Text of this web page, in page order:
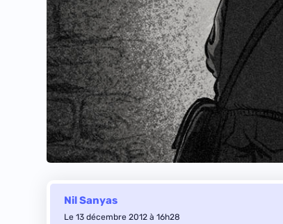
Nil Sanyas
Le 13 décembre 2012 à 16h28